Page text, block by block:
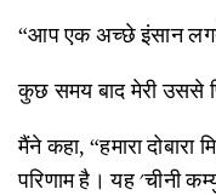
“आप एक अच्छे इंसान
कुछ समय बाद मेरी उससे
मैंने कहा, “हमारा दोबारा
परिणाम है। यह 'चीनी